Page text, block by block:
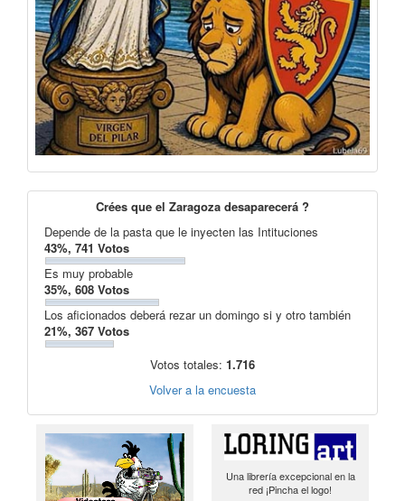
Crées que el Zaragoza desaparecerá ?
Depende de la pasta que le inyecten las Intituciones
43%, 741 Votos
Es muy probable
35%, 608 Votos
Los aficionados deberá rezar un domingo si y otro también
21%, 367 Votos
Votos totales: 1.716
Volver a la encuesta
Una librería excepcional en la
red ¡Pincha el logo!